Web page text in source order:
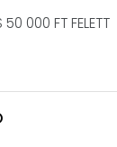
50 000 FT FELETT